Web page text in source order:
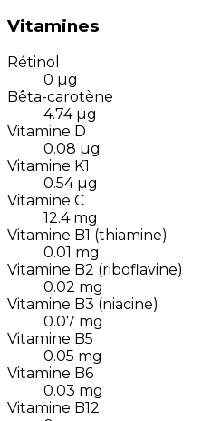
Vitamines
Rétinol
0 µg
Bêta-carotène
4.74 µg
Vitamine D
0.08 µg
Vitamine K1
0.54 µg
Vitamine C
12.4 mg
Vitamine B1 (thiamine)
0.01 mg
Vitamine B2 (riboflavine)
0.02 mg
Vitamine B3 (niacine)
0.07 mg
Vitamine B5
0.05 mg
Vitamine B6
0.03 mg
Vitamine B12